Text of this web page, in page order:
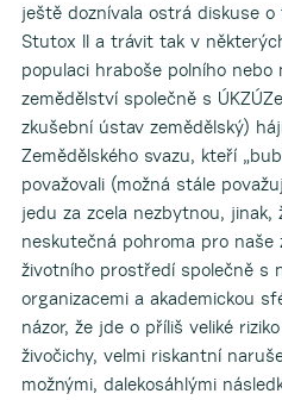
ještě doznívala ostrá diskuse
Stutox II a trávit tak v
populaci hraboše polního
zemědělství společně s
zkušební ústav zemědělský)
Zemědělského svazu, kteří
považovali (možná stále
jedu za zcela nezbytnou, jinak,
neskutečná pohroma pro
životního prostředí společně s
organizacemi a akademickou
názor, že jde o příliš veliké
živočichy, velmi riskantní
možnými, dalekosáhlými